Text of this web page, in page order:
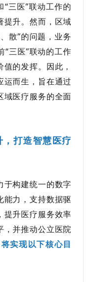
三医”联动工作的
升。然而， 区域
散”的问题，业务
三医”联动的工作
的发挥。因此，
运而生，旨在通过
域医疗服务的全面
打造智慧医疗
于构建统一的数字
能力，支持数据驱
提升医疗服务效率
，并推动公立医院
实现以下核心目